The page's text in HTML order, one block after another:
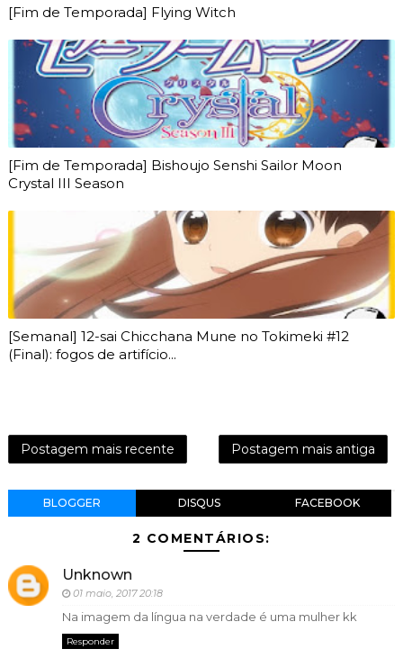
[Fim de Temporada] Flying Witch
[Fim de Temporada] Bishoujo Senshi Sailor Moon
Crystal III Season
[Semanal] 12-sai Chicchana Mune no Tokimeki #12
(Final): fogos de artifício...
Postagem mais recente Postagem mais antiga
BLOGGER DISQUS FACEBOOK
2 COMENTÁRIOS:
Unknown
01 maio, 2017 20:18
Na imagem da língua na verdade é uma mulher kk
Responder